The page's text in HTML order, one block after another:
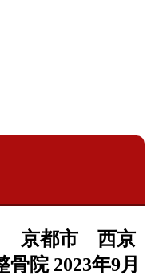
京都市 西京
骨院 2023年9月